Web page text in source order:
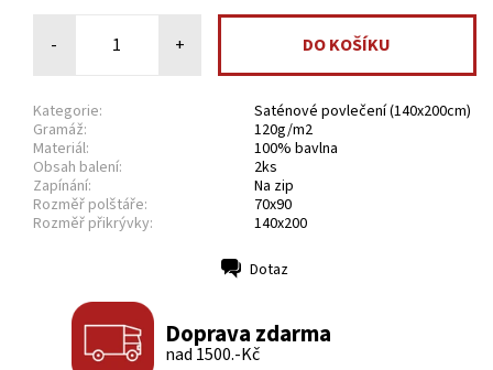
- +
Kategorie:
Saténové povlečení (140x200cm)
Gramáž:
120g/m2
Materiál:
100% bavlna
Obsah balení:
2ks
Zapínání:
Na zip
Rozměř polštáře:
70x90
Rozměř přikrývky:
140x200
Dotaz
Doprava zdarma
nad 1500.-Kč